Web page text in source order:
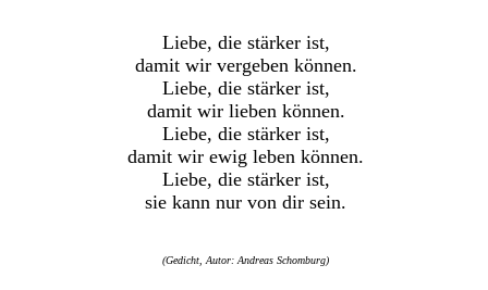
Liebe, die stärker ist,
damit wir vergeben können.
Liebe, die stärker ist,
damit wir lieben können.
Liebe, die stärker ist,
damit wir ewig leben können.
Liebe, die stärker ist,
sie kann nur von dir sein.
(Gedicht, Autor: Andreas Schomburg)